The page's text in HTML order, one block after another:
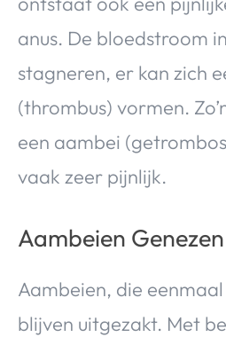
anus. De bloedstroom
stagneren, er kan zich
(thrombus) vormen.
een aambei
vaak zeer pijnlijk.
Aambeien Genezen
Aambeien, die
blijven uitgezakt. Met